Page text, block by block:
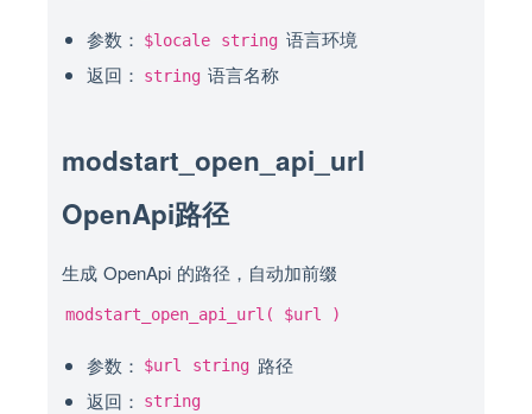
参数： $locale string 语言环境
返回：
string 语言名称
modstart_open_api_url
OpenApi路径
生成 OpenApi 的路径，自动加前缀
modstart_open_api_url( $url )
参数： $url string 路径
返回：
string